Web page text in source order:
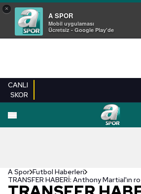
×
A SPOR
Mobil uygulaması
Ücretsiz - Google Play'de
CANLI
SKOR
A Spor Futbol Haberleri
TRANSFER HABERİ: Anthony Martial'ın